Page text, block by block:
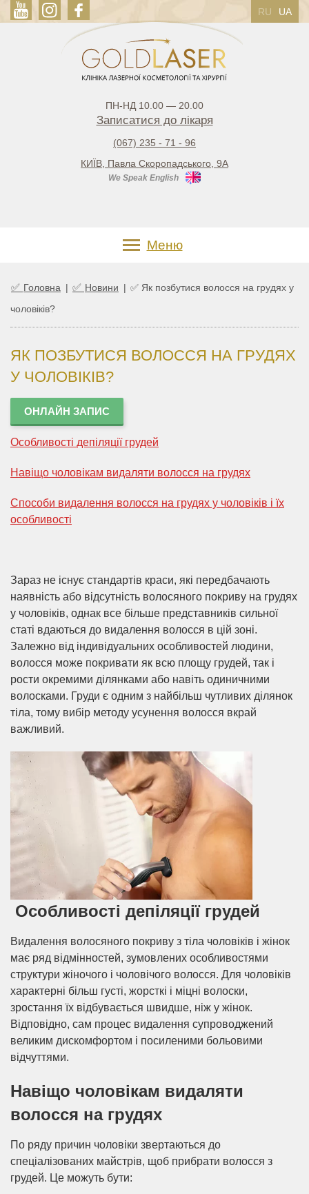
RU UA
ПН-НД 10.00 — 20.00
Записатися до лікаря
(067) 235 - 71 - 96
КИЇВ, Павла Скоропадського, 9А
We Speak English
Меню
✅ Головна | ✅ Новини | ✅ Як позбутися волосся на грудях у
чоловіків?
ЯК ПОЗБУТИСЯ ВОЛОССЯ НА ГРУДЯХ
У ЧОЛОВІКІВ?
ОНЛАЙН ЗАПИС
Особливості депіляції грудей
Навіщо чоловікам видаляти волосся на грудях
Способи видалення волосся на грудях у чоловіків і їх
особливості
Зараз не існує стандартів краси, які передбачають
наявність або відсутність волосяного покриву на грудях
у чоловіків, однак все більше представників сильної
статі вдаються до видалення волосся в цій зоні.
Залежно від індивідуальних особливостей людини,
волосся може покривати як всю площу грудей, так і
рости окремими ділянками або навіть одиничними
волосками. Груди є одним з найбільш чутливих ділянок
тіла, тому вибір методу усунення волосся вкрай
важливий.
Особливості депіляції грудей
Видалення волосяного покриву з тіла чоловіків і жінок
має ряд відмінностей, зумовлених особливостями
структури жіночого і чоловічого волосся. Для чоловіків
характерні більш густі, жорсткі і міцні волоски,
зростання їх відбувається швидше, ніж у жінок.
Відповідно, сам процес видалення супроводжений
великим дискомфортом і посиленими больовими
відчуттями.
Навіщо чоловікам видаляти
волосся на грудях
По ряду причин чоловіки звертаються до
спеціалізованих майстрів, щоб прибрати волосся з
грудей. Це можуть бути: